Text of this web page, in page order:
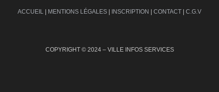
ACCUEIL | MENTIONS LÉGALES | INSCRIPTION | CONTACT | C.G.V
COPYRIGHT © 2024 – VILLE INFOS SERVICES